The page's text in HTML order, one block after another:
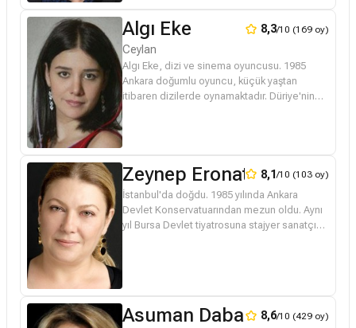
Algı Eke 8,3/10 (169 oy)
Ceylan
Algı Eke, dizi ve sinema oyuncusu. 1985
Ankara doğumlu oyuncu, küçük yaştan
itibaren dizilerde oynamaktadır. Düriye'nin
Zeynep Eronat 8,1/10 (103 oy)
İstanbul'da doğdu. 1985 yılında Ankara
Devlet Konservatuarından mezun oldu. Aynı
yıl Bursa Devlet tiyatrosuna stajyer sanatçı
Asuman Dabak 8,6/10 (429 oy)